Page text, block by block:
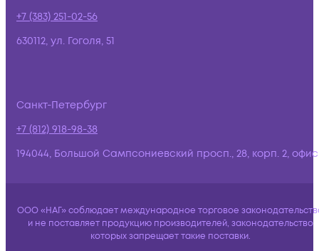
+7 (383) 251-02-56
630112, ул. Гоголя, 51
Санкт-Петербург
+7 (812) 918-98-38
194044, Большой Сампсониевский просп., 28, корп. 2,
ООО «НАГ» соблюдает международное торговое
и не поставляет продукцию производителей, законодательство
которых запрещает такие поставки.